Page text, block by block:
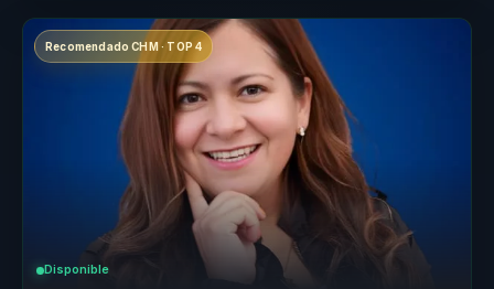
Recomendado CHM · TOP 4
Disponible